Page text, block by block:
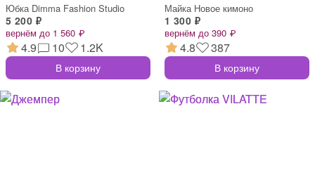
Юбка Dimma Fashion Studio
5 200 ₽
вернём до 1 560 ₽
4.9 10 1.2K
В корзину
Майка Новое кимоно
1 300 ₽
вернём до 390 ₽
4.8 387
В корзину